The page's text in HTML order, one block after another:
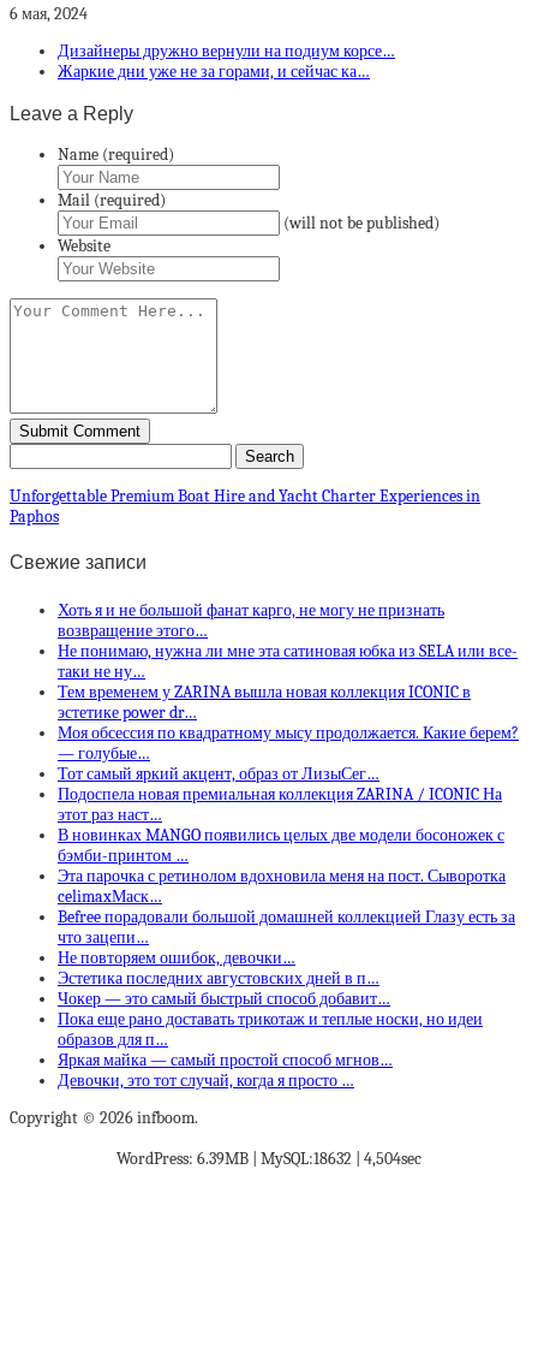
6 мая, 2024
Дизайнеры дружно вернули на подиум корсе…
Жаркие дни уже не за горами, и сейчас ка…
Leave a Reply
Name (required)
Mail (required)
(will not be published)
Website
Unforgettable Premium Boat Hire and Yacht Charter Experiences in
Paphos
Свежие записи
Хоть я и не большой фанат карго, не могу не признать
возвращение этого…
Не понимаю, нужна ли мне эта сатиновая юбка из SELA или все-
таки не ну…
Тем временем у ZARINA вышла новая коллекция ICONIC в
эстетике power dr…
Моя обсессия по квадратному мысу продолжается. Какие берем?
— голубые…
Тот самый яркий акцент, образ от ЛизыСег…
Подоспела новая премиальная коллекция ZARINA / ICONIC На
этот раз наст…
В новинках MANGO появились целых две модели босоножек с
бэмби-принтом …
Эта парочка с ретинолом вдохновила меня на пост. Сыворотка
celimaxМаск…
Befree порадовали большой домашней коллекцией Глазу есть за
что зацепи…
Не повторяем ошибок, девочки…
Эстетика последних августовских дней в п…
Чокер — это самый быстрый способ добавит…
Пока еще рано доставать трикотаж и теплые носки, но идеи
образов для п…
Яркая майка — самый простой способ мгнов…
Девочки, это тот случай, когда я просто …
Copyright © 2026 infboom.
WordPress: 6.39MB | MySQL:18632 | 4,504sec